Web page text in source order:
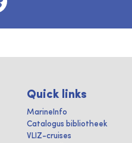
Quick links
MarineInfo
Catalogus bibliotheek
VLIZ-cruises